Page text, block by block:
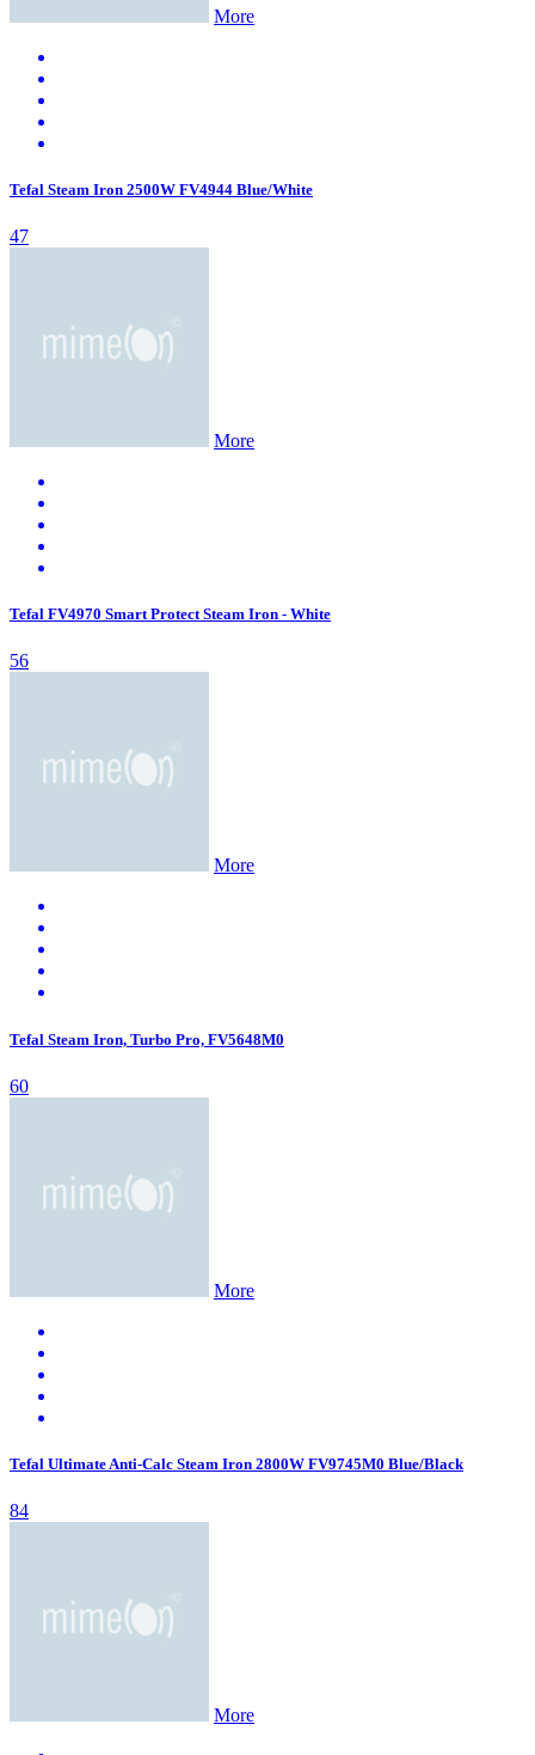
More
Tefal Steam Iron 2500W FV4944 Blue/White
47
More
Tefal FV4970 Smart Protect Steam Iron - White
56
More
Tefal Steam Iron, Turbo Pro, FV5648M0
60
More
Tefal Ultimate Anti-Calc Steam Iron 2800W FV9745M0 Blue/Black
84
More